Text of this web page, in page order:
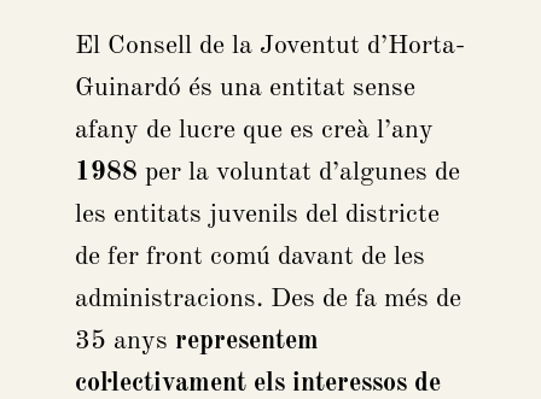
El Consell de la Joventut d’Horta-
Guinardó és una entitat sense
afany de lucre que es creà l’any
1988 per la voluntat d’algunes de
les entitats juvenils del districte
de fer front comú davant de les
administracions. Des de fa més de
35 anys representem
col·lectivament els interessos de